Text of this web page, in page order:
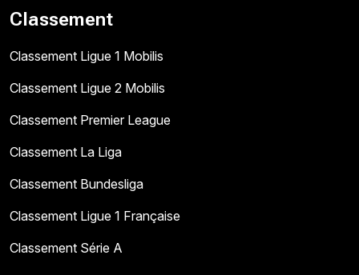
Classement
Classement Ligue 1 Mobilis
Classement Ligue 2 Mobilis
Classement Premier League
Classement La Liga
Classement Bundesliga
Classement Ligue 1 Française
Classement Série A